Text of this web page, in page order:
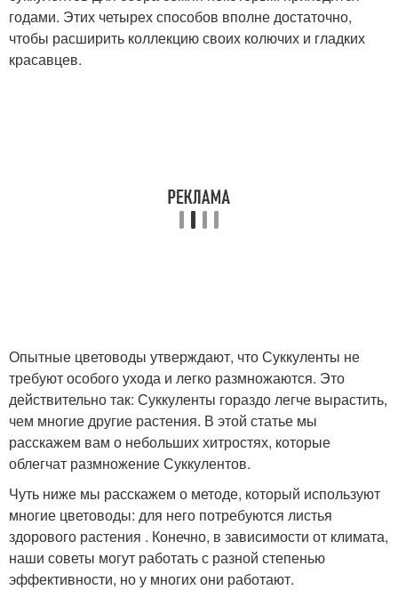
годами. Этих четырех способов вполне достаточно,
чтобы расширить коллекцию своих колючих и гладких
красавцев.
Опытные цветоводы утверждают, что Суккуленты не
требуют особого ухода и легко размножаются. Это
действительно так: Суккуленты гораздо легче вырастить,
чем многие другие растения. В этой статье мы
расскажем вам о небольших хитростях, которые
облегчат размножение Суккулентов.
Чуть ниже мы расскажем о методе, который используют
многие цветоводы: для него потребуются листья
здорового растения . Конечно, в зависимости от климата,
наши советы могут работать с разной степенью
эффективности, но у многих они работают.